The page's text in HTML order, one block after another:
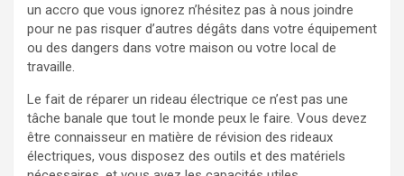
un accro que vous ignorez n’hésitez pas à nous joindre
pour ne pas risquer d’autres dégâts dans votre équipement
ou des dangers dans votre maison ou votre local de
travaille.
Le fait de réparer un rideau électrique ce n’est pas une
tâche banale que tout le monde peux le faire. Vous devez
être connaisseur en matière de révision des rideaux
électriques, vous disposez des outils et des matériels